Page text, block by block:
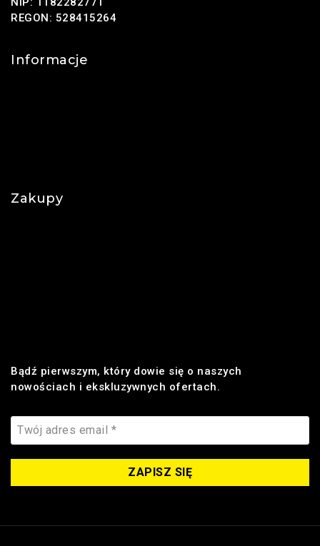
REGON: 528415264
Informacje
Zakupy
Bądź pierwszym, który dowie się o naszych
nowościach i ekskluzywnych ofertach.